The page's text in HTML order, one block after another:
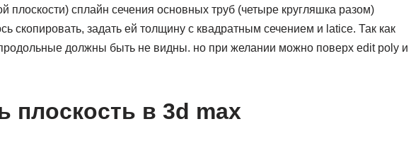
плоскости) сплайн сечения основных труб (четыре кругляшка разом)
скопировать, задать ей толщину с квадратным сечением и latice. Так как
должны быть не видны. но при желании можно поверх edit poly и
плоскость в 3d max